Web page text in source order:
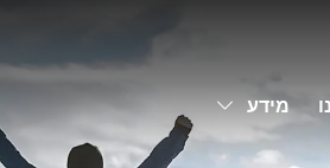
מידע Toggle Dropdown